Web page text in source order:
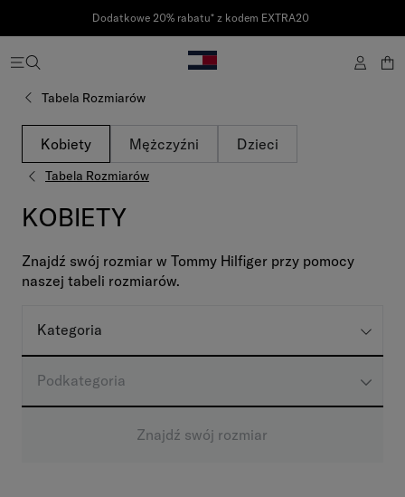
Dodatkowe 20% rabatu* z kodem EXTRA20
Tabela Rozmiarów
Kobiety Mężczyźni Dzieci
Tabela Rozmiarów
KOBIETY
Znajdź swój rozmiar w Tommy Hilfiger przy pomocy
naszej tabeli rozmiarów.
Kategoria
Podkategoria
Znajdź swój rozmiar